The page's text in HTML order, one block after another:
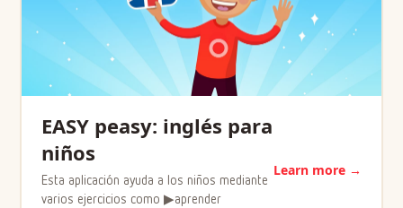
EASY peasy: inglés para
niños
Esta aplicación ayuda a los niños mediante
varios ejercicios como ▶aprender
Learn more →